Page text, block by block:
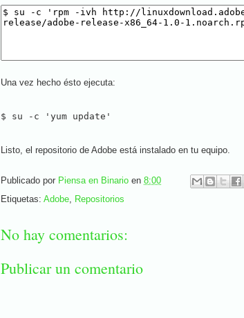
Una vez hecho ésto ejecuta:
$ su -c 'yum update'
Listo, el repositorio de Adobe está instalado en tu equipo.
Publicado por Piensa en Binario en 8:00
Etiquetas: Adobe, Repositorios
No hay comentarios:
Publicar un comentario